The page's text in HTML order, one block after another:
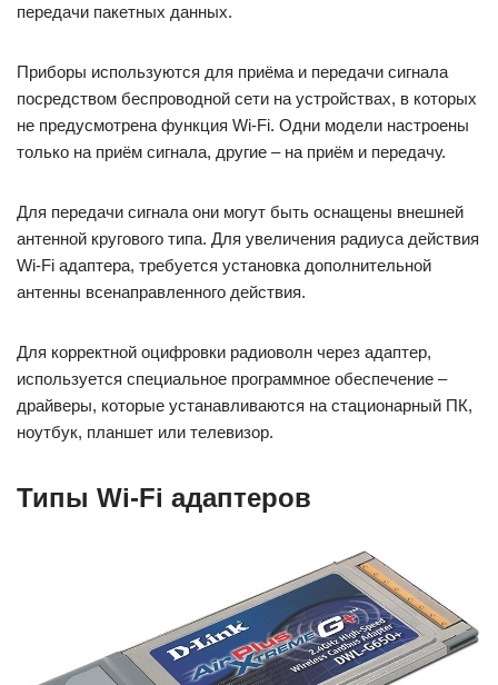
передачи пакетных данных.
Приборы используются для приёма и передачи сигнала
посредством беспроводной сети на устройствах, в которых
не предусмотрена функция Wi-Fi. Одни модели настроены
только на приём сигнала, другие – на приём и передачу.
Для передачи сигнала они могут быть оснащены внешней
антенной кругового типа. Для увеличения радиуса действия
Wi-Fi адаптера, требуется установка дополнительной
антенны всенаправленного действия.
Для корректной оцифровки радиоволн через адаптер,
используется специальное программное обеспечение –
драйверы, которые устанавливаются на стационарный ПК,
ноутбук, планшет или телевизор.
Типы Wi-Fi адаптеров